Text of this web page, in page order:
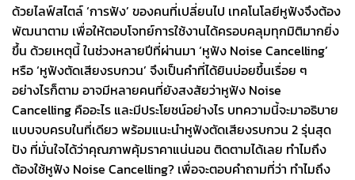
ด้วยไลฟ์สไตล์ ‘การฟัง’ ของคนที่เปลี่ยนไป เทคโนโลยีหูฟังจึงต้อง
พัฒนาตาม เพื่อให้ตอบโจทย์การใช้งานได้ครอบคลุมทุกมิติมากยิ่ง
ขึ้น ด้วยเหตุนี้ ในช่วงหลายปีที่ผ่านมา ‘หูฟัง Noise Cancelling’
หรือ ‘หูฟังตัดเสียงรบกวน’ จึงเป็นคำที่ได้ยินบ่อยขึ้นเรื่อย ๆ
อย่างไรก็ตาม อาจมีหลายคนที่ยังสงสัยว่าหูฟัง Noise
Cancelling คืออะไร และมีประโยชน์อย่างไร บทความนี้จะมาอธิบาย
แบบจบครบในที่เดียว พร้อมแนะนำหูฟังตัดเสียงรบกวน 2 รุ่นสุด
ปัง ที่มั่นใจได้ว่าคุณภาพคุ้มราคาแน่นอน ติดตามได้เลย ทำไมถึง
ต้องใช้หูฟัง Noise Cancelling? เพื่อจะตอบคำถามที่ว่า ทำไมถึง